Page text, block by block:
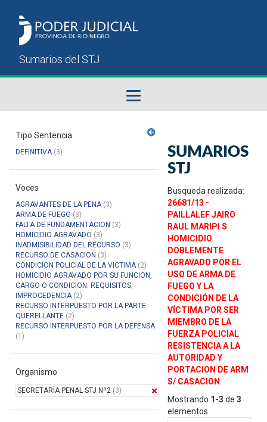
Sumarios del STJ
Manual del Usuario
Tipo Sentencia
DEFINITIVA(3)
Voces
AGRAVANTES DE LA PENA(3)
ARMA DE FUEGO (3)
FALTA DE FUNDAMENTACION (3)
HOMICIDIO AGRAVADO (3)
INADMISIBILIDAD DEL RECURSO (3)
RECURSO DE CASACION (3)
CONDICION POLICIAL DE LA VICTIMA(2)
HOMICIDIO AGRAVADO POR SU FUNCION,
CARGO O CONDICION: REQUISITOS;
IMPROCEDENCIA(2)
RECURSO INTERPUESTO POR LA PARTE
QUERELLANTE (2)
RECURSO INTERPUESTO POR LA DEFENSA
(1)
Organismo
SECRETARÍA PENAL STJ Nº2 (3)
SUMARIOS
STJ
Busqueda realizada:
26681/13 -
PAILLALEF JAIRO
RAUL MARIPI S
HOMICIDIO
DOBLEMENTE
AGRAVADO POR EL
USO DE ARMA DE
FUEGO Y LA
CONDICIÓN DE LA
VÍCTIMA POR SER
MIEMBRO DE LA
FUERZA POLICIAL
RESISTENCIA A LA
AUTORIDAD Y
PORTACION DE ARM
S/ CASACION
Mostrando 1-3 de 3
elementos.